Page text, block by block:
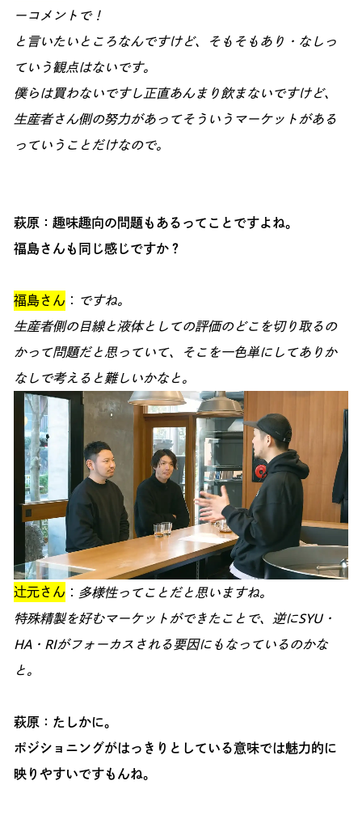
ーコメントで！
と言いたいところなんですけど、そもそもあり・なしっ
ていう観点はないです。
僕らは買わないですし正直あんまり飲まないですけど、
生産者さん側の努力があってそういうマーケットがある
っていうことだけなので。
萩原：趣味趣向の問題もあるってことですよね。
福島さんも同じ感じですか？
福島さん ： ですね。
生産者側の目線と液体としての評価のどこを切り取るの
かって問題だと思っていて、そこを一色単にしてありか
なしで考えると難しいかなと。
辻元さん ： 多様性ってことだと思いますね。
特殊精製を好むマーケットができたことで、逆にSYU・
HA・RIがフォーカスされる要因にもなっているのかな
と。
萩原：たしかに。
ポジショニングがはっきりとしている意味では魅力的に
映りやすいですもんね。